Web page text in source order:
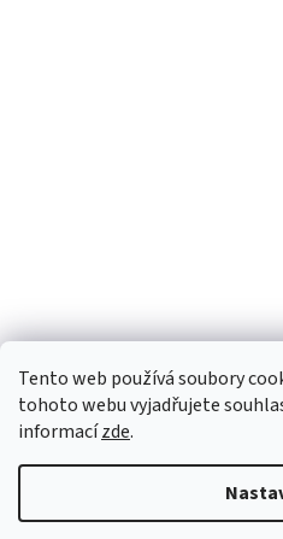
Tento web používá soubory
tohoto webu vyjadřujete
informacízde.